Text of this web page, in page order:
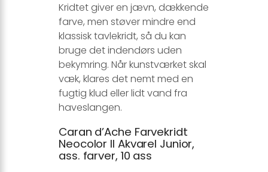
Kridtet giver en jævn, dækkende
farve, men støver mindre end
klassisk tavlekridt, så du kan
bruge det indendørs uden
bekymring. Når kunstværket skal
væk, klares det nemt med en
fugtig klud eller lidt vand fra
haveslangen.
Caran d’Ache Farvekridt
Neocolor II Akvarel Junior,
ass. farver, 10 ass